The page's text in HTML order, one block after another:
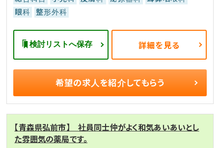
眼科
整形外科
検討リストへ保存 詳細を見る
希望の求人を紹介してもらう
【青森県弘前市】 社員同士仲がよく和気あいあいとし
た雰囲気の薬局です。